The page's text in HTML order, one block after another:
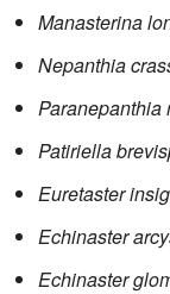
Manasterina
Nepanthia
Paranepanthia
Patiriella
Euretaster
Echinaster
Echinaster